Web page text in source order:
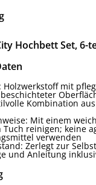
Hochbett Set, 6-
Holzwerkstoff mit
Kombination
Mit einem
reinigen; keine
verwenden
Zerlegt zur
und Anleitung